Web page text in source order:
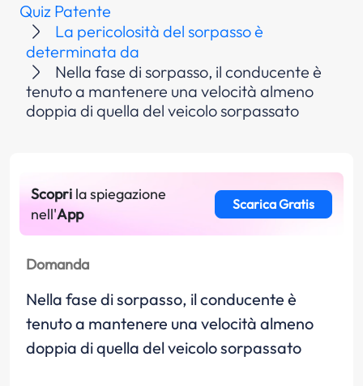
Quiz Patente
La pericolosità del sorpasso è
determinata da
Nella fase di sorpasso, il conducente è
tenuto a mantenere una velocità almeno
doppia di quella del veicolo sorpassato
Scopri la spiegazione
nell'App
Scarica Gratis
Domanda
Nella fase di sorpasso, il conducente è
tenuto a mantenere una velocità almeno
doppia di quella del veicolo sorpassato